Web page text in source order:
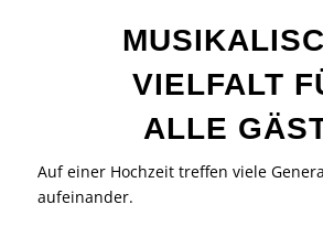
VIELFALT
ALLE
Auf einer Hochzeit treffen viele
aufeinander.